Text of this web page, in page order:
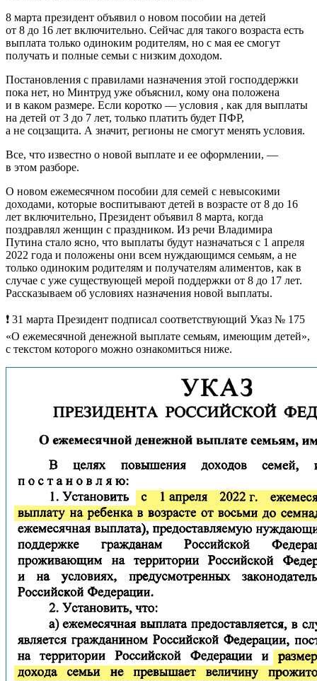
8 марта президент объявил о новом пособии на детей
от 8 до 16 лет включительно. Сейчас для такого возраста есть
выплата только одиноким родителям, но с мая ее смогут
получать и полные семьи с низким доходом.
Постановления с правилами назначения этой господдержки
пока нет, но Минтруд уже объяснил, кому она положена
и в каком размере. Если коротко — условия , как для выплаты
на детей от 3 до 7 лет, только платить будет ПФР,
а не соцзащита. А значит, регионы не смогут менять условия.
Все, что известно о новой выплате и ее оформлении, —
в этом разборе.
О новом ежемесячном пособии для семей с невысокими
доходами, которые воспитывают детей в возрасте от 8 до 16
лет включительно, Президент объявил 8 марта, когда
поздравлял женщин с праздником. Из речи Владимира
Путина стало ясно, что выплаты будут назначаться с 1 апреля
2022 года и положены они всем нуждающимся семьям, а не
только одиноким родителям и получателям алиментов, как в
случае с уже существующей мерой поддержки от 8 до 17 лет.
Рассказываем об условиях назначения новой выплаты.
❗ 31 марта Президент подписал соответствующий Указ № 175
«О ежемесячной денежной выплате семьям, имеющим детей»,
с текстом которого можно ознакомиться ниже.